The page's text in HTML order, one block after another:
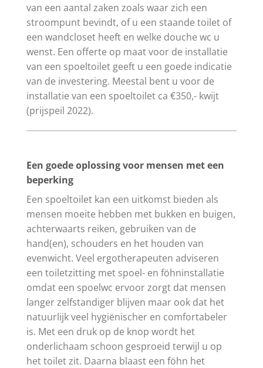
van een aantal zaken zoals waar zich een
stroompunt bevindt, of u een staande toilet of
een wandcloset heeft en welke douche wc u
wenst. Een offerte op maat voor de installatie
van een spoeltoilet geeft u een goede indicatie
van de investering. Meestal bent u voor de
installatie van een spoeltoilet ca €350,- kwijt
(prijspeil 2022).
Een goede oplossing voor mensen met een
beperking
Een spoeltoilet kan een uitkomst bieden als
mensen moeite hebben met bukken en buigen,
achterwaarts reiken, gebruiken van de
hand(en), schouders en het houden van
evenwicht. Veel ergotherapeuten adviseren
een toiletzitting met spoel- en föhninstallatie
omdat een spoelwc ervoor zorgt dat mensen
langer zelfstandiger blijven maar ook dat het
natuurlijk veel hygiënischer en comfortabeler
is. Met een druk op de knop wordt het
onderlichaam schoon gesproeid terwijl u op
het toilet zit. Daarna blaast een föhn het